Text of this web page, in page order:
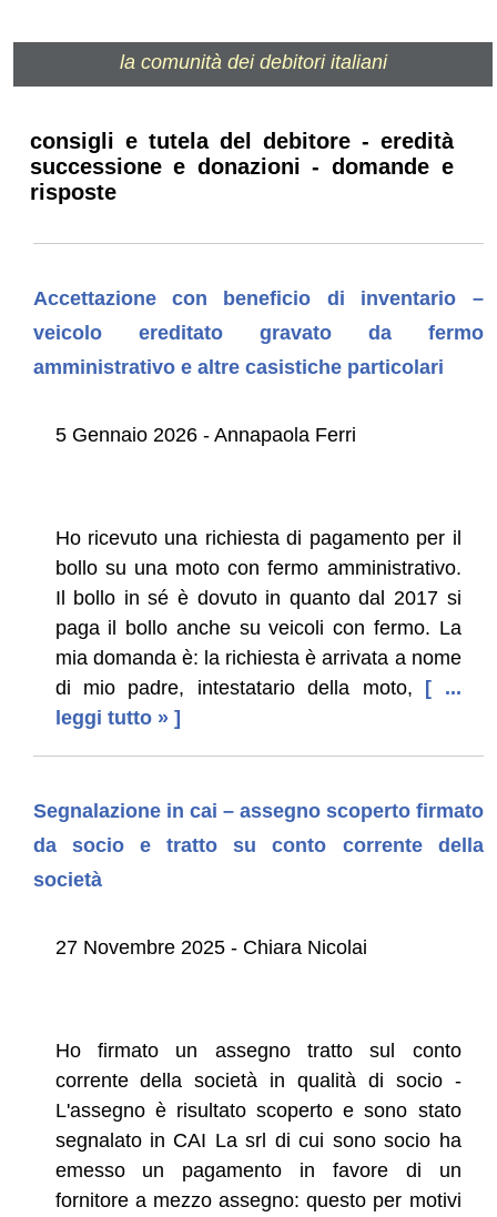
la comunità dei debitori italiani
consigli e tutela del debitore - eredità
successione e donazioni - domande e
risposte
Accettazione con beneficio di inventario –
veicolo ereditato gravato da fermo
amministrativo e altre casistiche particolari
5 Gennaio 2026 - Annapaola Ferri
Ho ricevuto una richiesta di pagamento per il
bollo su una moto con fermo amministrativo.
Il bollo in sé è dovuto in quanto dal 2017 si
paga il bollo anche su veicoli con fermo. La
mia domanda è: la richiesta è arrivata a nome
di mio padre, intestatario della moto,
[ ...
leggi tutto » ]
Segnalazione in cai – assegno scoperto firmato
da socio e tratto su conto corrente della
società
27 Novembre 2025 - Chiara Nicolai
Ho firmato un assegno tratto sul conto
corrente della società in qualità di socio -
L'assegno è risultato scoperto e sono stato
segnalato in CAI La srl di cui sono socio ha
emesso un pagamento in favore di un
fornitore a mezzo assegno: questo per motivi